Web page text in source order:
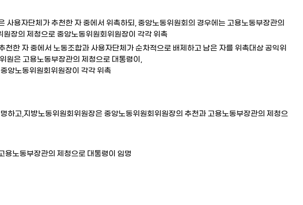
용자단체가 추천한 자 중에서 위촉하되, 중앙노동위원회의 경우에는 고용노동부장관의
장의 제청으로 중앙노동위원회위원장이 각각 위촉
한 자 중에서 노동조합과 사용자단체가 순차적으로 배제하고 남은 자를 위촉대상 공익위
원은 고용노동부장관의 제청으로 대통령이,
앙노동위원회위원장이 각각 위촉
하고,지방노동위원회위원장은 중앙노동위원회위원장의 추천과 고용노동부장관의 제청으
용노동부장관의 제청으로 대통령이 임명